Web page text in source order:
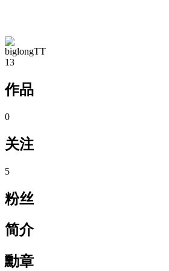
biglongTT
13
作品
0
关注
5
粉丝
简介
勳章